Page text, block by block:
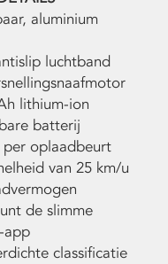
aluminium
luchtband
lithium-ion
batterij
per oplaadbeurt
van 25 km/u
de slimme
app
classificatie